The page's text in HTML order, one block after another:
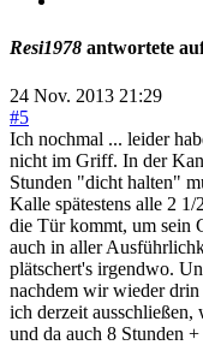
Resi1978 antwortete
24 Nov. 2013 21:29
#5
Ich nochmal ... leider
nicht im Griff. In der
Stunden "dicht halten"
Kalle spätestens alle 2
die Tür kommt, um sein
auch in aller
plätschert's irgendwo.
nachdem wir wieder
ich derzeit ausschließen,
und da auch 8 Stunden